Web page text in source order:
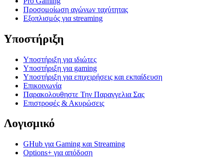
Προσομοίωση αγώνων ταχύτητας
Εξοπλισμός για streaming
Υποστήριξη
Υποστήριξη για ιδιώτες
Υποστήριξη για gaming
Υποστήριξη για επιχειρήσεις και εκπαίδευση
Επικοινωνία
Παρακολουθηστε Την Παραγγελια Σας
Επιστροφές & Ακυρώσεις
Λογισμικό
GHub για Gaming και Streaming
Options+ για απόδοση